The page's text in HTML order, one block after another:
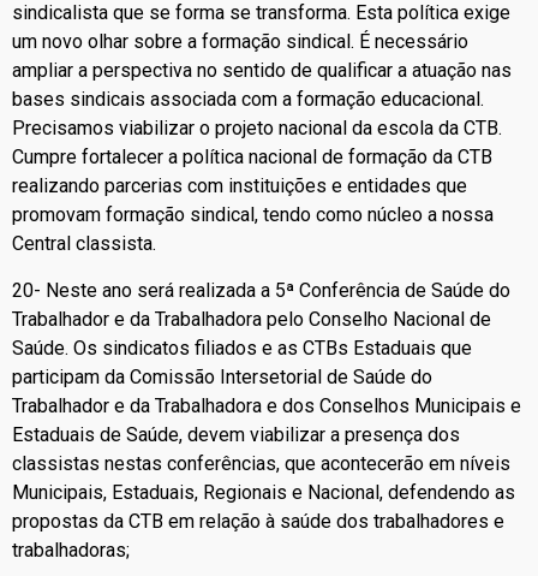
sindicalista que se forma se transforma. Esta política exige
um novo olhar sobre a formação sindical. É necessário
ampliar a perspectiva no sentido de qualificar a atuação nas
bases sindicais associada com a formação educacional.
Precisamos viabilizar o projeto nacional da escola da CTB.
Cumpre fortalecer a política nacional de formação da CTB
realizando parcerias com instituições e entidades que
promovam formação sindical, tendo como núcleo a nossa
Central classista.
20- Neste ano será realizada a 5ª Conferência de Saúde do
Trabalhador e da Trabalhadora pelo Conselho Nacional de
Saúde. Os sindicatos filiados e as CTBs Estaduais que
participam da Comissão Intersetorial de Saúde do
Trabalhador e da Trabalhadora e dos Conselhos Municipais e
Estaduais de Saúde, devem viabilizar a presença dos
classistas nestas conferências, que acontecerão em níveis
Municipais, Estaduais, Regionais e Nacional, defendendo as
propostas da CTB em relação à saúde dos trabalhadores e
trabalhadoras;